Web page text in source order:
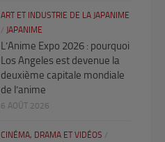
ART ET INDUSTRIE DE LA JAPANIME
/ JAPANIME
L’Anime Expo 2026 : pourquoi
Los Angeles est devenue la
deuxième capitale mondiale
de l’anime
6 AOÛT 2026
CINÉMA, DRAMA ET VIDÉOS /